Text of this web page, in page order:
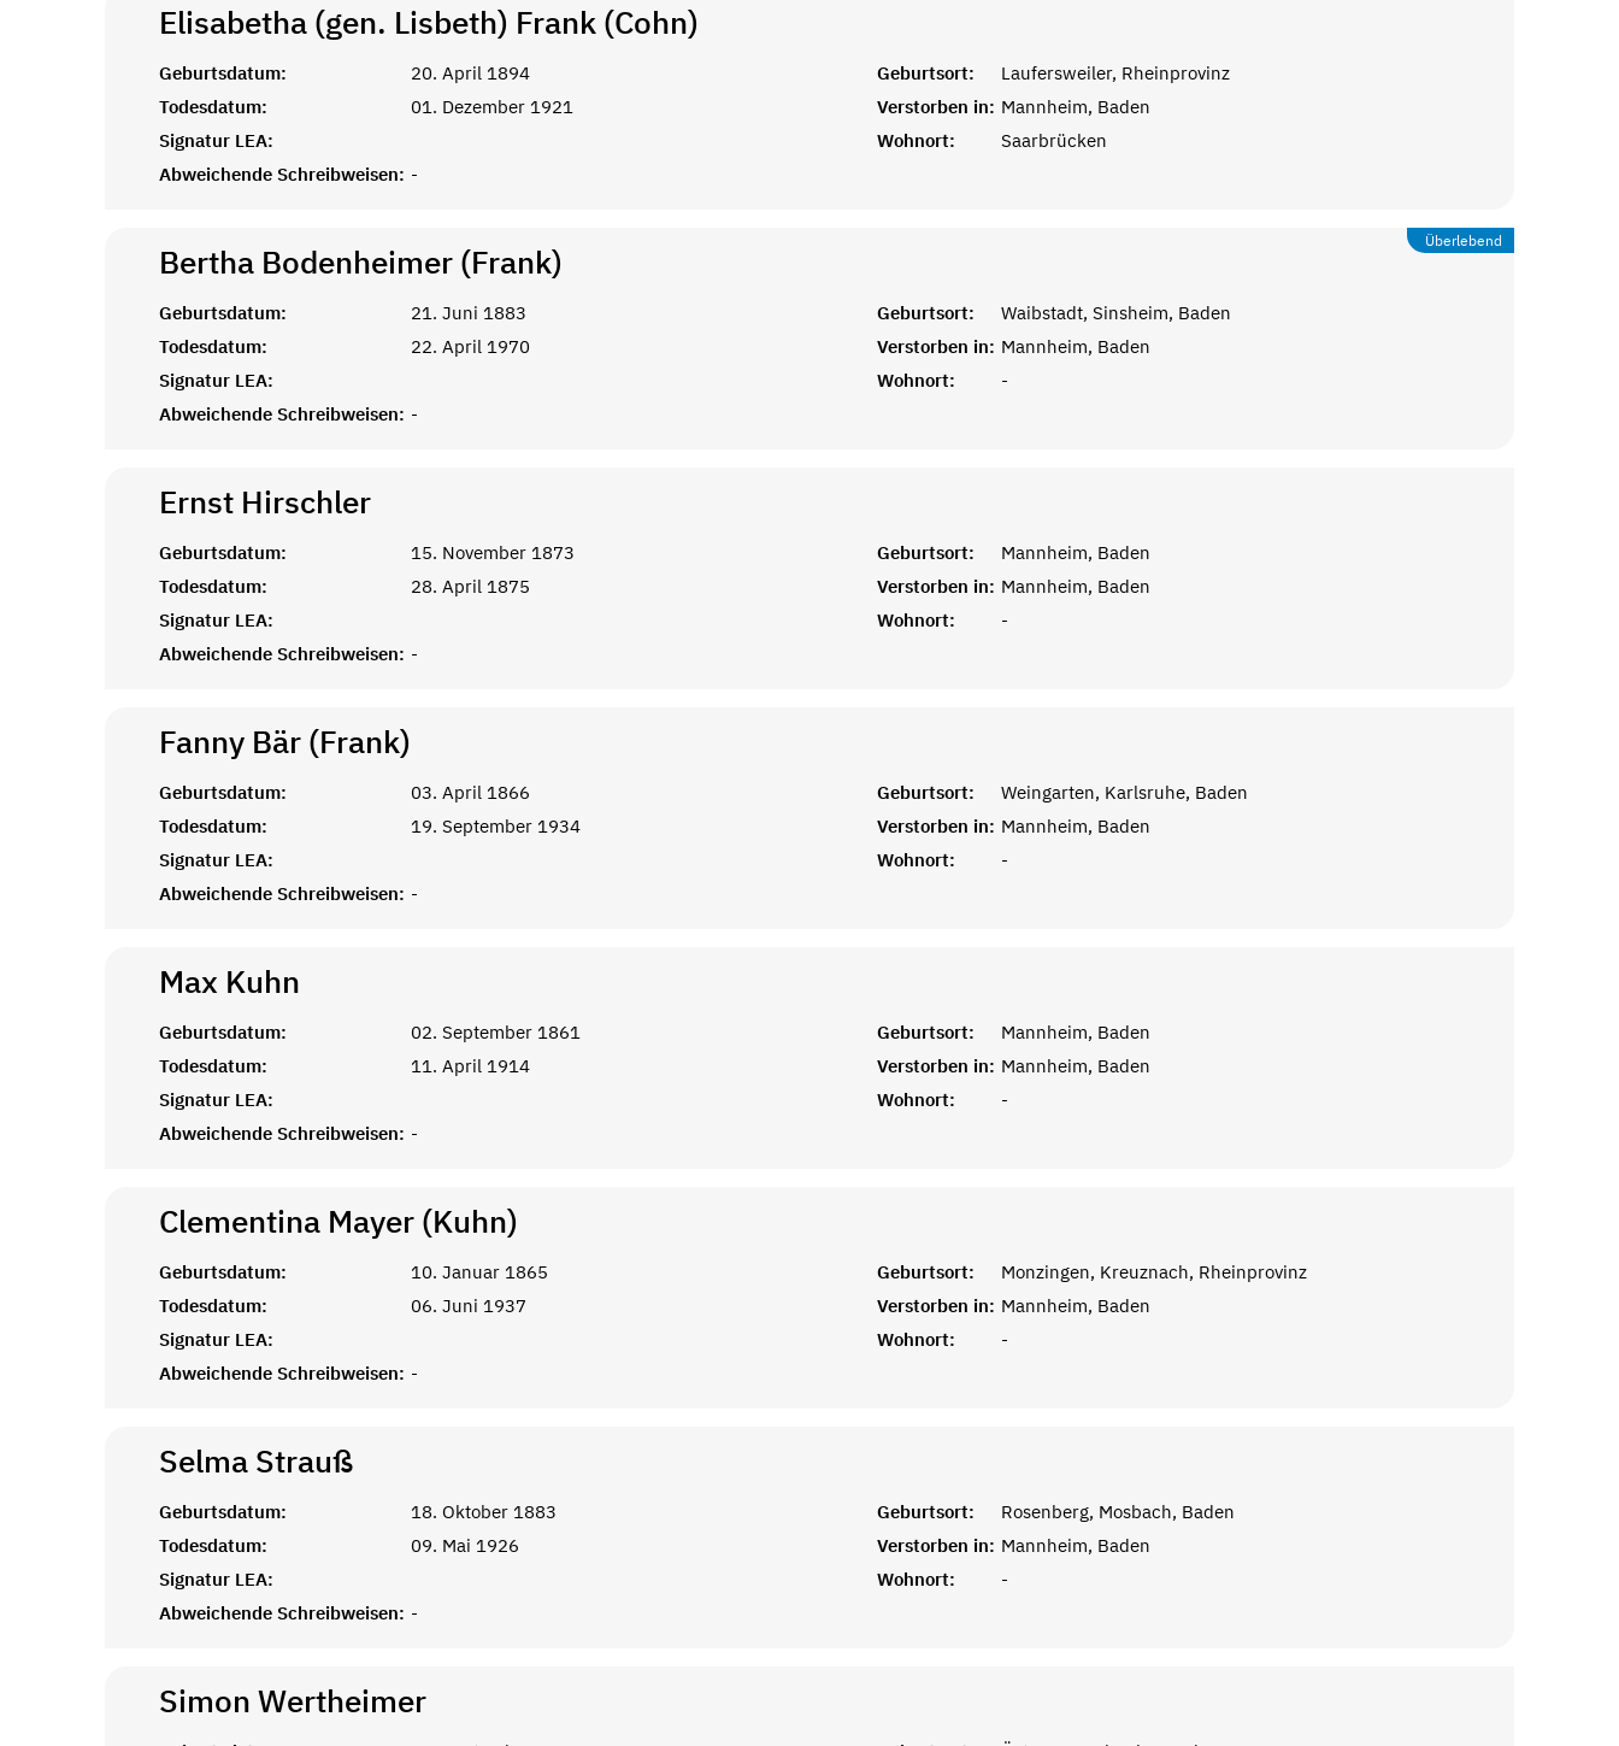
Elisabetha (gen. Lisbeth) Frank (Cohn)
Geburtsdatum: 20. April 1894 Geburtsort:
Laufersweiler, Rheinprovinz
Todesdatum:
01. Dezember 1921 Verstorben in: Mannheim, Baden
Signatur LEA:
Wohnort:
Saarbrücken
Abweichende Schreibweisen: -
Überlebend
Bertha Bodenheimer (Frank)
Geburtsdatum: 21. Juni 1883 Geburtsort:
Waibstadt, Sinsheim, Baden
Todesdatum:
22. April 1970 Verstorben in: Mannheim, Baden
Signatur LEA:
Wohnort:
-
Abweichende Schreibweisen: -
Ernst Hirschler
Geburtsdatum: 15. November 1873 Geburtsort:
Mannheim, Baden
Todesdatum:
28. April 1875 Verstorben in: Mannheim, Baden
Signatur LEA:
Wohnort:
-
Abweichende Schreibweisen: -
Fanny Bär (Frank)
Geburtsdatum: 03. April 1866 Geburtsort:
Weingarten, Karlsruhe, Baden
Todesdatum:
19. September 1934 Verstorben in: Mannheim, Baden
Signatur LEA:
Wohnort:
-
Abweichende Schreibweisen: -
Max Kuhn
Geburtsdatum: 02. September 1861 Geburtsort:
Mannheim, Baden
Todesdatum:
11. April 1914 Verstorben in: Mannheim, Baden
Signatur LEA:
Wohnort:
-
Abweichende Schreibweisen: -
Clementina Mayer (Kuhn)
Geburtsdatum: 10. Januar 1865 Geburtsort:
Monzingen, Kreuznach, Rheinprovinz
Todesdatum:
06. Juni 1937 Verstorben in: Mannheim, Baden
Signatur LEA:
Wohnort:
-
Abweichende Schreibweisen: -
Selma Strauß
Geburtsdatum: 18. Oktober 1883 Geburtsort:
Rosenberg, Mosbach, Baden
Todesdatum:
09. Mai 1926 Verstorben in: Mannheim, Baden
Signatur LEA:
Wohnort:
-
Abweichende Schreibweisen: -
Simon Wertheimer